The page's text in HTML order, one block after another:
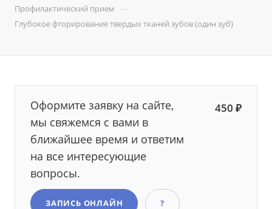
Профилактический прием —
Глубокое фторирование твердых тканей зубов (один зуб)
Оформите заявку на сайте,
мы свяжемся с вами в
ближайшее время и ответим
на все интересующие
вопросы.
450 ₽
ЗАПИСЬ ОНЛАЙН ?